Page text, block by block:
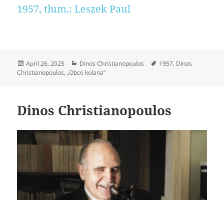
1957, tłum.: Leszek Paul
Posted
on
April 26, 2025 Categories
Dinos Christianopoulos Tags
1957, Dinos
Christianopoulos,„Obce kolana”
Dinos Christianopoulos